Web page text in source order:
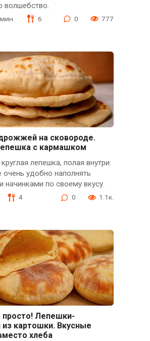
волшебство.
6 0 777
на сковороде.
с кармашком
лепешка, полая внутри.
очень удобно наполнять
начинками по своему вкусу.
4 0 1.1к.
просто! Лепешки-
картошки. Вкусные
хлеба